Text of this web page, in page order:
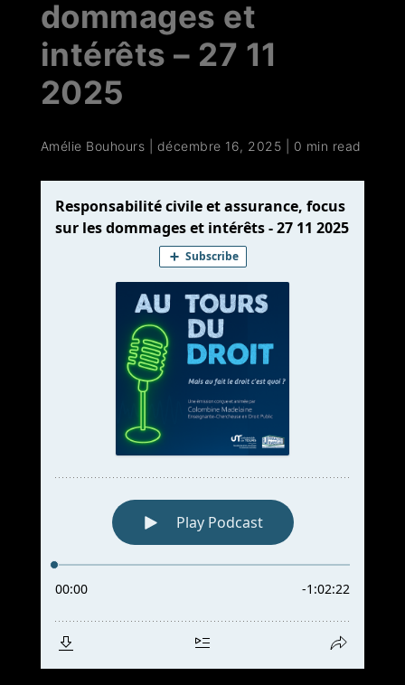
dommages et
intérêts – 27 11
2025
Amélie Bouhours décembre 16, 2025 0 min read